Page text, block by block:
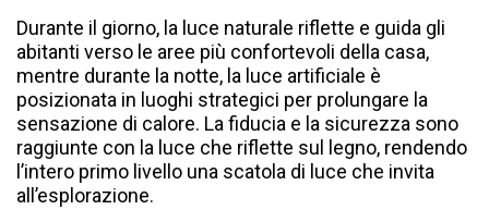
Durante il giorno, la luce naturale riflette e guida gli
abitanti verso le aree più confortevoli della casa,
mentre durante la notte, la luce artificiale è
posizionata in luoghi strategici per prolungare la
sensazione di calore. La fiducia e la sicurezza sono
raggiunte con la luce che riflette sul legno, rendendo
l’intero primo livello una scatola di luce che invita
all’esplorazione.